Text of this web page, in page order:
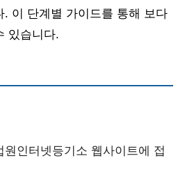
. 이 단계별 가이드를 통해 보다
있습니다.
원인터넷등기소 웹사이트에 접